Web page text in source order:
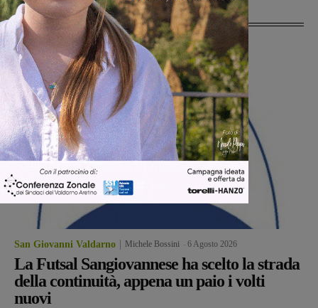
Ultime Notizie
San Giovanni Valdarno Michele Bossini 6 Agosto 2026
La Futsal Sangiovannese ha scelto la strada
della continuità, appena un paio i volti
nuovi